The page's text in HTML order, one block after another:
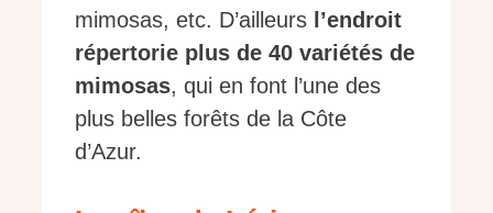
mimosas, etc. D’ailleurs l’endroit
répertorie plus de 40 variétés de
mimosas, qui en font l’une des
plus belles forêts de la Côte
d’Azur.